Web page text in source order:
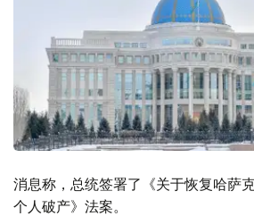
消息称，总统签署了《关于恢复哈萨
个人破产》法案。